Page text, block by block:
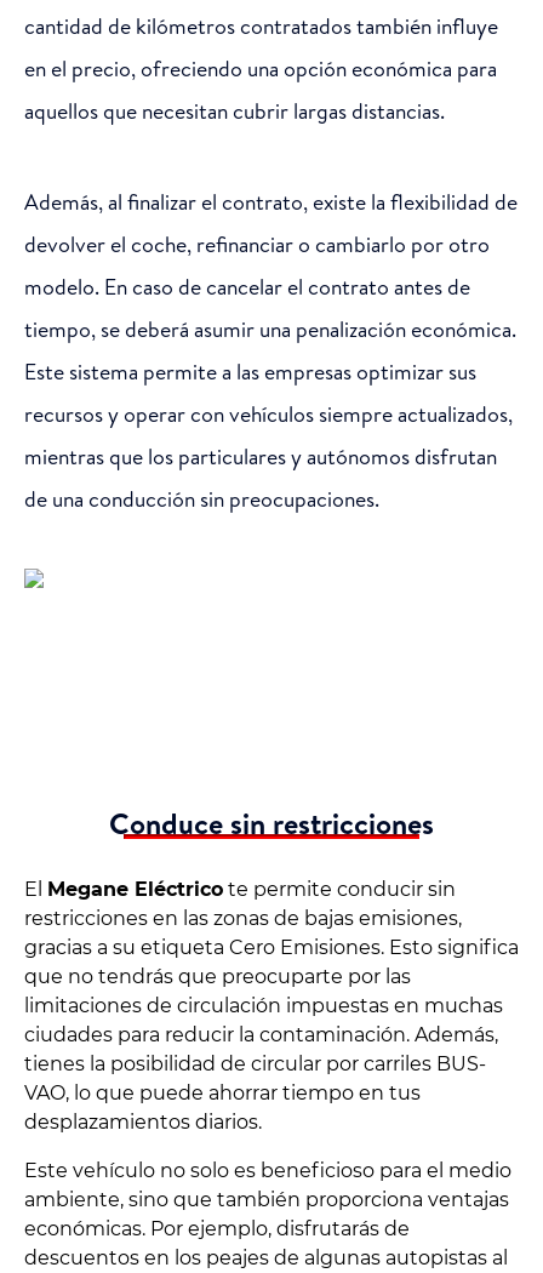
cantidad de kilómetros contratados también influye
en el precio, ofreciendo una opción económica para
aquellos que necesitan cubrir largas distancias.
Además, al finalizar el contrato, existe la flexibilidad de
devolver el coche, refinanciar o cambiarlo por otro
modelo. En caso de cancelar el contrato antes de
tiempo, se deberá asumir una penalización económica.
Este sistema permite a las empresas optimizar sus
recursos y operar con vehículos siempre actualizados,
mientras que los particulares y autónomos disfrutan
de una conducción sin preocupaciones.
Conduce sin restricciones
El Megane Eléctrico te permite conducir sin
restricciones en las zonas de bajas emisiones,
gracias a su etiqueta Cero Emisiones. Esto significa
que no tendrás que preocuparte por las
limitaciones de circulación impuestas en muchas
ciudades para reducir la contaminación. Además,
tienes la posibilidad de circular por carriles BUS-
VAO, lo que puede ahorrar tiempo en tus
desplazamientos diarios.
Este vehículo no solo es beneficioso para el medio
ambiente, sino que también proporciona ventajas
económicas. Por ejemplo, disfrutarás de
descuentos en los peajes de algunas autopistas al